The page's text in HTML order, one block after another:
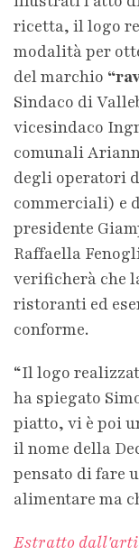
ricetta, il logo
modalità per
del marchio
Sindaco di
vicesindaco
comunali
degli operatori
commerciali) e
presidente
Raffaella
verificherà che
ristoranti ed
conforme.
“Il logo
ha spiegato
piatto, vi è poi
il nome della
pensato di fare
alimentare ma
Estratto